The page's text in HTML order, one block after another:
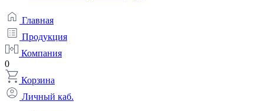
Главная
Продукция
Компания
0
Корзина
Личный каб.